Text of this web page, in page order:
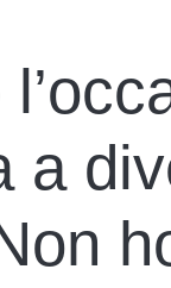
a